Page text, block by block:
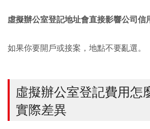
虛擬辦公室登記地址會直接影響公司信
如果你要開戶或接案，地點不要亂選。
虛擬辦公室登記費用怎
實際差異